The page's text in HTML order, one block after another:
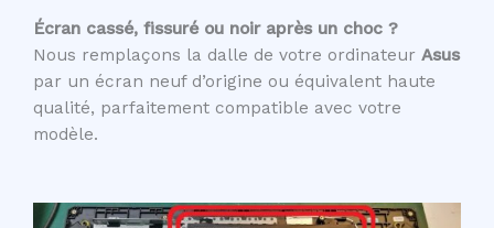
Écran cassé, fissuré ou noir après un choc ?
Nous remplaçons la dalle de votre ordinateur Asus
par un écran neuf d’origine ou équivalent haute
qualité, parfaitement compatible avec votre
modèle.